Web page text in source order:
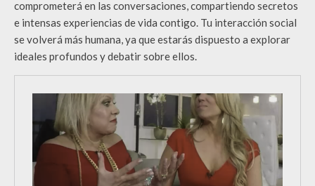
comprometerá en las conversaciones, compartiendo secretos
e intensas experiencias de vida contigo. Tu interacción social
se volverá más humana, ya que estarás dispuesto a explorar
ideales profundos y debatir sobre ellos.